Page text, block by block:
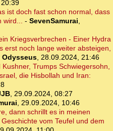
ist doch fast schon normal, dass
wird... - SevenSamurai,
Kriegsverbrechen - Einer Hydra
erst noch lange weiter absteigen,
Odysseus, 28.09.2024, 21:46
Trumps Schwiegersohn,
die Hisbollah und Iran:
, 29.09.2024, 08:27
, 29.09.2024, 10:46
dann schrillt es in meinen
vom Teufel und dem